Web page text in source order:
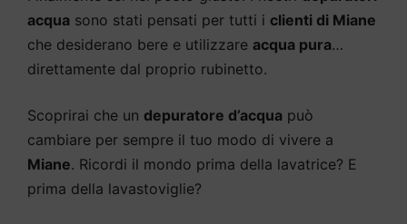
acqua sono stati pensati per tutti i clienti di Miane
che desiderano bere e utilizzare acqua pura…
direttamente dal proprio rubinetto.
Scoprirai che un depuratore d’acqua può
cambiare per sempre il tuo modo di vivere a
Miane. Ricordi il mondo prima della lavatrice? E
prima della lavastoviglie?